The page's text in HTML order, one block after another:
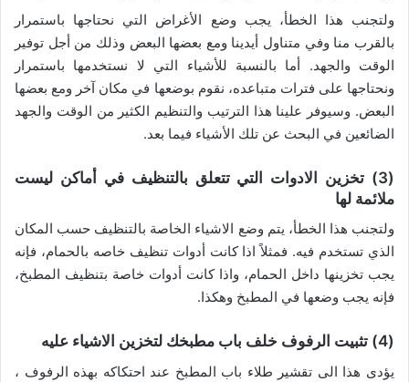
ولتجنب هذا الخطأ، يجب وضع الأغراض التي نحتاجها باستمرار
بالقرب منا وفي متناول أيدينا ومع بعضها البعض وذلك من أجل توفير
الوقت والجهد. أما بالنسبة للأشياء التي لا نستخدمها باستمرار
ونحتاجها على فترات متباعده، نقوم بوضعها في مكان آخر ومع بعضها
البعض. وسيوفر علينا هذا الترتيب والتنظيم الكثير من الوقت والجهد
الضائعين في البحث عن تلك الأشياء فيما بعد.
(3) تخزين الادوات التي تتعلق بالتنظيف في أماكن ليست
ملائمة لها
ولتجنب هذا الخطأ، يتم وضع الاشياء الخاصة بالتنظيف حسب المكان
الذي تستخدم فيه. فمثلاً اذا كانت أدوات تنظيف خاصه بالحمام، فإنه
يجب تخزينها داخل الحمام، واذا كانت أدوات خاصة بتنظيف المطبخ،
فإنه يجب وضعها في المطبخ وهكذا.
(4) تثبيت الرفوف خلف باب مطبخك لتخزين الاشياء عليه
يؤدى هذا الى تقشير طلاء باب المطبخ عند احتكاكه بهذه الرفوف ،